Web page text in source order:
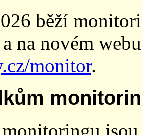
běží
na novém
monitor.